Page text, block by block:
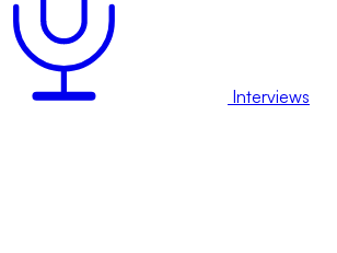
Interviews